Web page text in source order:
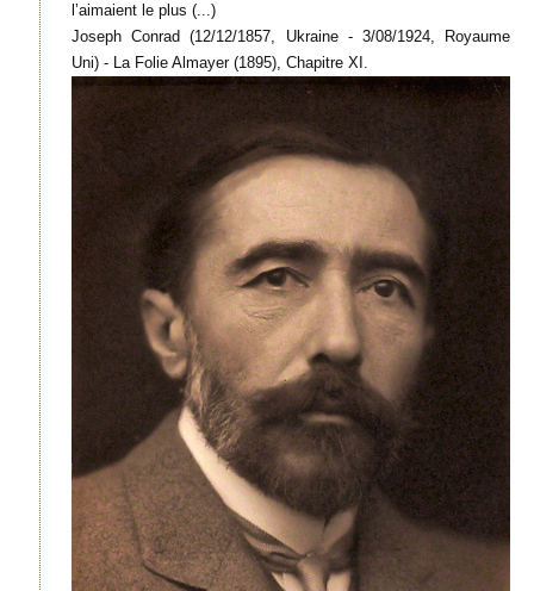
l’aimaient le plus (...)
Joseph Conrad (12/12/1857, Ukraine - 3/08/1924, Royaume
Uni) - La Folie Almayer (1895), Chapitre XI.